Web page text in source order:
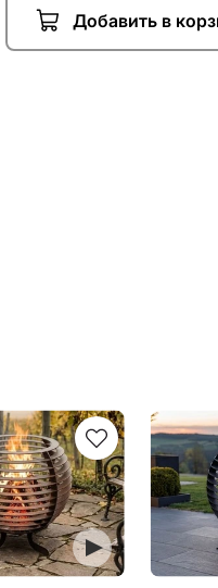
Добавить в